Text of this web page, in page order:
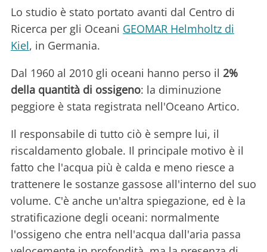
Lo studio è stato portato avanti dal Centro di
Ricerca per gli Oceani GEOMAR Helmholtz di
Kiel, in Germania.
Dal 1960 al 2010 gli oceani hanno perso il 2%
della quantità di ossigeno: la diminuzione
peggiore è stata registrata nell'Oceano Artico.
Il responsabile di tutto ciò è sempre lui, il
riscaldamento globale. Il principale motivo è il
fatto che l'acqua più è calda e meno riesce a
trattenere le sostanze gassose all'interno del suo
volume. C'è anche un'altra spiegazione, ed è la
stratificazione degli oceani: normalmente
l'ossigeno che entra nell'acqua dall'aria passa